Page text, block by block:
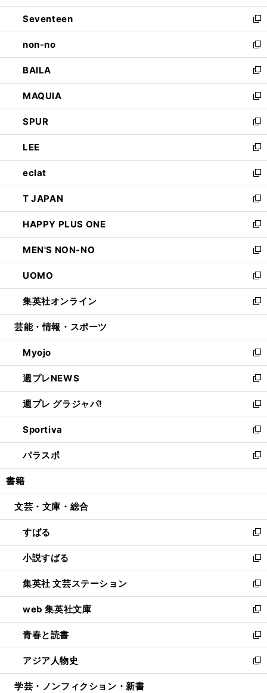
開
く
ウ
で
開
く
ン
ド
ウ
で
開
く
Seventeen
新
し
い
ウ
ィ
ン
ド
ウ
で
開
く
non-no
新
し
い
ウ
ィ
ン
ド
ウ
で
開
く
BAILA
新
し
い
ウ
ィ
ン
ド
ウ
で
開
く
MAQUIA
新
し
い
ウ
ィ
ン
ド
ウ
で
開
く
SPUR
新
し
い
ウ
ィ
ン
ド
ウ
で
開
く
LEE
新
し
い
ウ
ィ
ン
ド
ウ
で
開
く
eclat
新
し
い
ウ
ィ
ン
ド
ウ
で
開
く
T JAPAN
新
し
い
ウ
ィ
ン
ド
ウ
で
開
HAPPY PLUS ONE
新
し
い
ウ
ィ
ン
ド
ウ
開
く
MEN'S NON-NO
新
し
い
ウ
ィ
ン
ウ
で
開
く
UOMO
新
し
い
ウ
ン
ド
ウ
で
開
く
集英社オンライン
新
し
ウ
ィ
ン
ド
ウ
で
開
く
芸能・情報・スポーツ
Myojo
新
し
い
ウ
ィ
ン
ド
ウ
で
開
週プレNEWS
新
し
い
ウ
ィ
ン
ド
ウ
開
週プレ グラジャパ!
新
し
い
ウ
ィ
ン
ウ
開
く
Sportiva
新
し
い
ウ
ン
ウ
で
開
く
パラスポ
新
し
ウ
ン
ド
ウ
で
開
く
書籍
文芸・文庫・総合
すばる
新
し
い
ウ
ィ
ン
ド
ウ
で
開
く
小説すばる
新
し
い
ウ
ィ
ン
ド
ウ
で
開
集英社 文芸ステーション
新
し
い
ウ
ィ
ン
ド
ウ
web 集英社文庫
新
し
い
ウ
ィ
ン
青春と読書
新
し
い
ウ
アジア人物史
新
し
学芸・ノンフィクション・新書